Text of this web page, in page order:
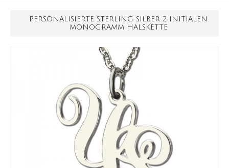
PERSONALISIERTE STERLING SILBER 2 INITIALEN
MONOGRAMM HALSKETTE